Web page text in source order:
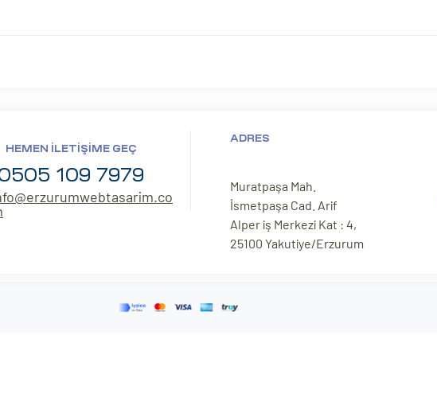
HEMEN İLETIŞIME GEÇ
109 7979
ADRES
Muratpaşa Mah.
İsmetpaşa Cad. Arif
Alper iş Merkezi Kat : 4,
25100 Yakutiye/Erzurum